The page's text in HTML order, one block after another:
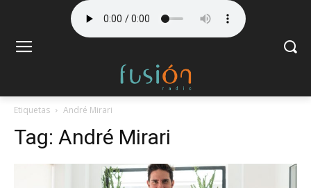
Etiquetas André Mirari
Tag: André Mirari